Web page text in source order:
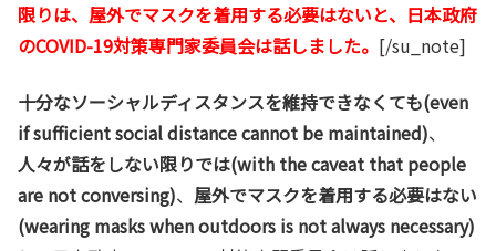
限りは、屋外でマスクを着用する必要はないと、日本政府
のCOVID-19対策専門家委員会は話しました。 [/su_note]
十分なソーシャルディスタンスを維持できなくても(even
if sufficient social distance cannot be maintained)、
人々が話をしない限りでは(with the caveat that people
are not conversing)、 屋外でマスクを着用する必要はない
(wearing masks when outdoors is not always necessary)